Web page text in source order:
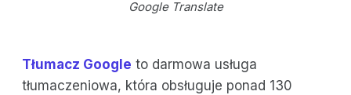
Google Translate
Tłumacz Google to darmowa usługa
tłumaczeniowa, która obsługuje ponad 130